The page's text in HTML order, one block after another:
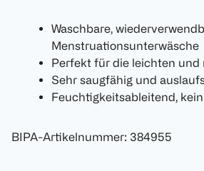
Waschbare,
Menstruationsunterwäsche
Perfekt für die leichten und
Sehr saugfähig und
Feuchtigkeitsableitend,
BIPA-Artikelnummer: 384955